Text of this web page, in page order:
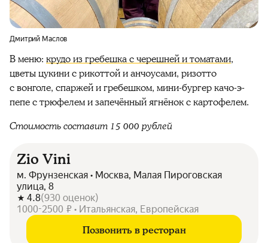
Дмитрий Маслов
В меню: крудо из гребешка с черешней и томатами,
цветы цукини с рикоттой и анчоусами, ризотто
с вонголе, спаржей и гребешком, мини-бургер качо-э-
пепе с трюфелем и запечённый ягнёнок с картофелем.
Стоимость составит 15 000 рублей
Zio Vini
м. Фрунзенская • Москва, Малая Пироговская
улица, 8
4.8(930 оценок)
1000-2500 ₽ • Итальянская, Европейская
Позвонить в ресторан